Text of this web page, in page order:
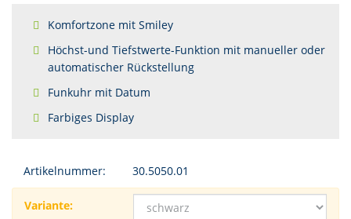
Komfortzone mit Smiley
Höchst-und Tiefstwerte-Funktion mit manueller oder
automatischer Rückstellung
Funkuhr mit Datum
Farbiges Display
Artikelnummer: 30.5050.01
Variante: